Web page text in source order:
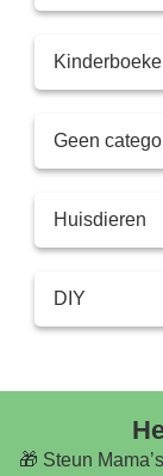
Geen
Huisdieren
DIY
🎁 Steun